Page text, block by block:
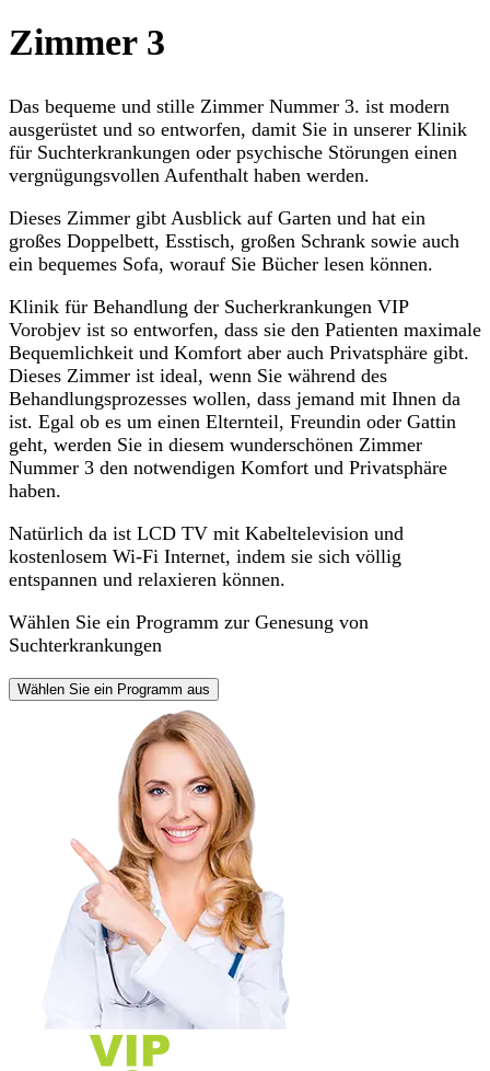
Zimmer 3
Das bequeme und stille Zimmer Nummer 3. ist modern
ausgerüstet und so entworfen, damit Sie in unserer Klinik
für Suchterkrankungen oder psychische Störungen einen
vergnügungsvollen Aufenthalt haben werden.
Dieses Zimmer gibt Ausblick auf Garten und hat ein
großes Doppelbett, Esstisch, großen Schrank sowie auch
ein bequemes Sofa, worauf Sie Bücher lesen können.
Klinik für Behandlung der Sucherkrankungen VIP
Vorobjev ist so entworfen, dass sie den Patienten maximale
Bequemlichkeit und Komfort aber auch Privatsphäre gibt.
Dieses Zimmer ist ideal, wenn Sie während des
Behandlungsprozesses wollen, dass jemand mit Ihnen da
ist. Egal ob es um einen Elternteil, Freundin oder Gattin
geht, werden Sie in diesem wunderschönen Zimmer
Nummer 3 den notwendigen Komfort und Privatsphäre
haben.
Natürlich da ist LCD TV mit Kabeltelevision und
kostenlosem Wi-Fi Internet, indem sie sich völlig
entspannen und relaxieren können.
Wählen Sie ein Programm zur Genesung von
Suchterkrankungen
Wählen Sie ein Programm aus